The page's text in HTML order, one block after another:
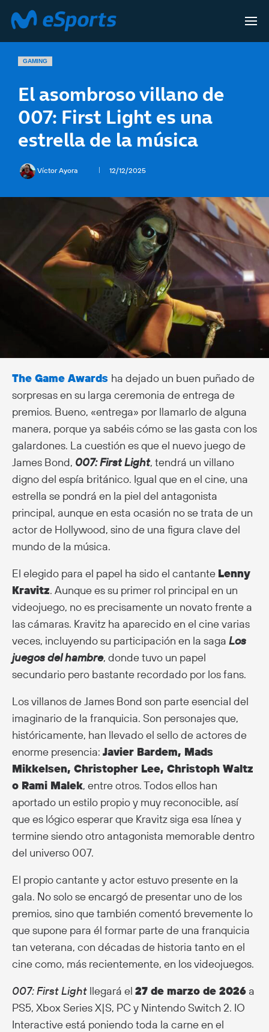
GAMING
El asombroso villano de
007: First Light es una
estrella de la música
Víctor Ayora 12/12/2025
The Game Awards ha dejado un buen puñado de
sorpresas en su larga ceremonia de entrega de
premios. Bueno, «entrega» por llamarlo de alguna
manera, porque ya sabéis cómo se las gasta con los
galardones. La cuestión es que el nuevo juego de
James Bond, 007: First Light, tendrá un villano
digno del espía británico. Igual que en el cine, una
estrella se pondrá en la piel del antagonista
principal, aunque en esta ocasión no se trata de un
actor de Hollywood, sino de una figura clave del
mundo de la música.
El elegido para el papel ha sido el cantante Lenny
Kravitz. Aunque es su primer rol principal en un
videojuego, no es precisamente un novato frente a
las cámaras. Kravitz ha aparecido en el cine varias
veces, incluyendo su participación en la saga Los
juegos del hambre, donde tuvo un papel
secundario pero bastante recordado por los fans.
Los villanos de James Bond son parte esencial del
imaginario de la franquicia. Son personajes que,
históricamente, han llevado el sello de actores de
enorme presencia: Javier Bardem, Mads
Mikkelsen, Christopher Lee, Christoph Waltz
o Rami Malek, entre otros. Todos ellos han
aportado un estilo propio y muy reconocible, así
que es lógico esperar que Kravitz siga esa línea y
termine siendo otro antagonista memorable dentro
del universo 007.
El propio cantante y actor estuvo presente en la
gala. No solo se encargó de presentar uno de los
premios, sino que también comentó brevemente lo
que supone para él formar parte de una franquicia
tan veterana, con décadas de historia tanto en el
cine como, más recientemente, en los videojuegos.
007: First Light llegará el 27 de marzo de 2026 a
PS5, Xbox Series X|S, PC y Nintendo Switch 2. IO
Interactive está poniendo toda la carne en el